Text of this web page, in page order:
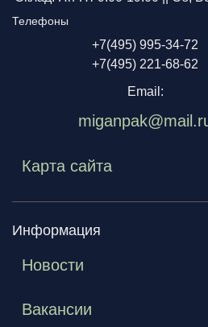
Телефоны
+7(495) 995-34-72
+7(495) 221-68-62
Email:
Карта сайта
Информация
Новости
Вакансии